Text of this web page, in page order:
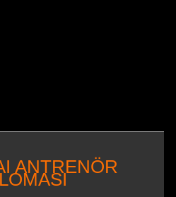
ANTRENÖR